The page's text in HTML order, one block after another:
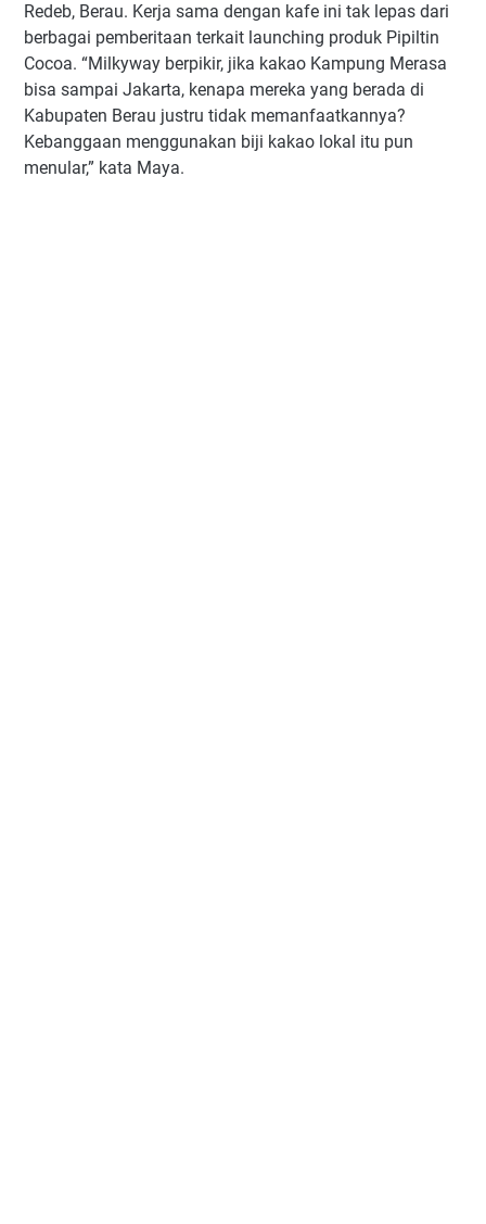
Redeb, Berau. Kerja sama dengan kafe ini tak lepas dari
berbagai pemberitaan terkait launching produk Pipiltin
Cocoa. “Milkyway berpikir, jika kakao Kampung Merasa
bisa sampai Jakarta, kenapa mereka yang berada di
Kabupaten Berau justru tidak memanfaatkannya?
Kebanggaan menggunakan biji kakao lokal itu pun
menular,” kata Maya.